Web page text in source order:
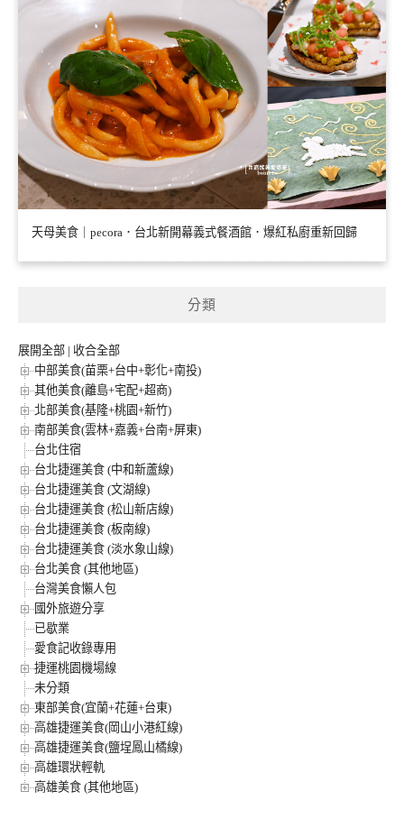
天母美食｜pecora．台北新開幕義式餐酒館．爆紅私廚重新回歸
分類
展開全部 | 收合全部
中部美食(苗栗+台中+彰化+南投)
其他美食(離島+宅配+超商)
北部美食(基隆+桃園+新竹)
南部美食(雲林+嘉義+台南+屏東)
台北住宿
台北捷運美食 (中和新蘆線)
台北捷運美食 (文湖線)
台北捷運美食 (松山新店線)
台北捷運美食 (板南線)
台北捷運美食 (淡水象山線)
台北美食 (其他地區)
台灣美食懶人包
國外旅遊分享
已歇業
愛食記收錄專用
捷運桃園機場線
未分類
東部美食(宜蘭+花蓮+台東)
高雄捷運美食(岡山小港紅線)
高雄捷運美食(鹽埕鳳山橘線)
高雄環狀輕軌
高雄美食 (其他地區)